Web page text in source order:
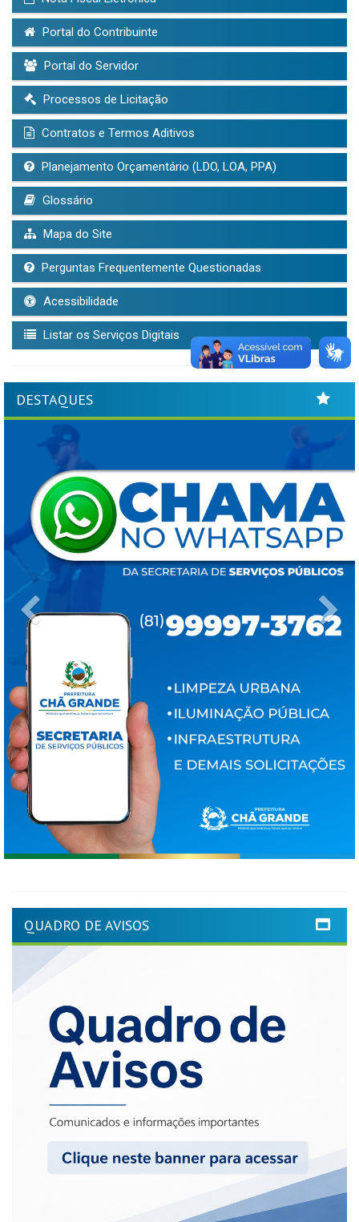
Portal do Contribuinte
Portal do Servidor
Processos de Licitação
Contratos e Termos Aditivos
Planejamento Orçamentário (LDO, LOA, PPA)
Glossário
Mapa do Site
Perguntas Frequentemente Questionadas
Acessibilidade
Listar os Serviços Digitais
DESTAQUES
QUADRO DE AVISOS